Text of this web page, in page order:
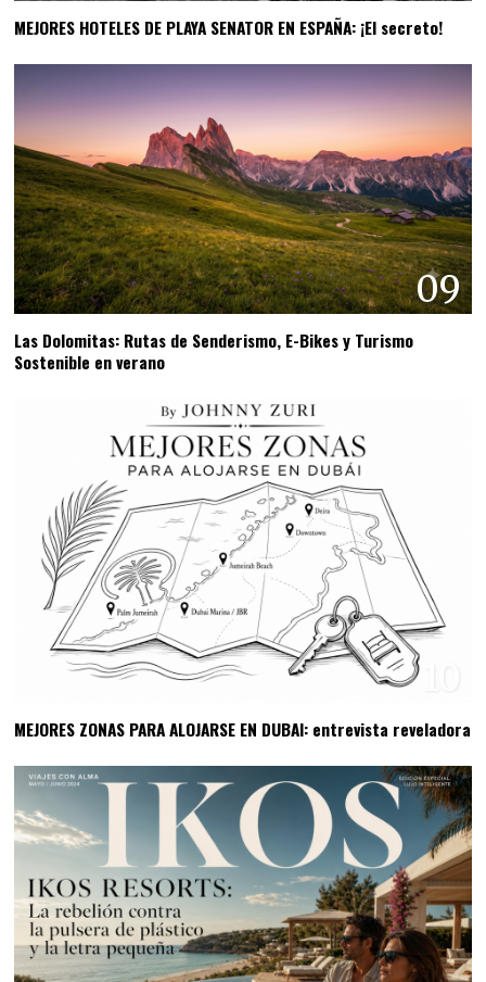
MEJORES HOTELES DE PLAYA SENATOR EN ESPAÑA: ¡El secreto!
09
Las Dolomitas: Rutas de Senderismo, E-Bikes y Turismo
Sostenible en verano
MEJORES ZONAS PARA ALOJARSE EN DUBAI: entrevista reveladora